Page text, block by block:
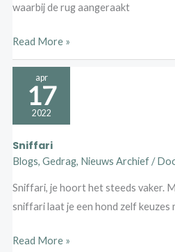
waarbij de rug aangeraakt
Read More »
apr
17
2022
Sniffari
Blogs, Gedrag, Nieuws Archief/
Sniffari, je hoort het steeds vaker.
sniffari laat je een hond zelf keuzes
Sniffari
Read More »